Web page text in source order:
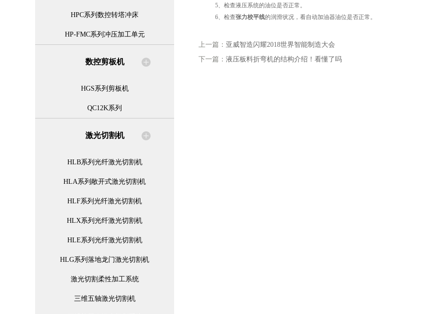
HPC系列数控转塔冲床
HP-FMC系列冲压加工单元
数控剪板机
HGS系列剪板机
QC12K系列
激光切割机
HLB系列光纤激光切割机
HLA系列敞开式激光切割机
HLF系列光纤激光切割机
HLX系列光纤激光切割机
HLE系列光纤激光切割机
HLG系列落地龙门激光切割机
激光切割柔性加工系统
三维五轴激光切割机
5、检查液压系统的油位是否正常。
6、检查张力校平线的润滑状况，看自动加油器油位是否正常。
上一篇： 亚威智造闪耀2018世界智能制造大会
下一篇： 液压板料折弯机的结构介绍！看懂了吗